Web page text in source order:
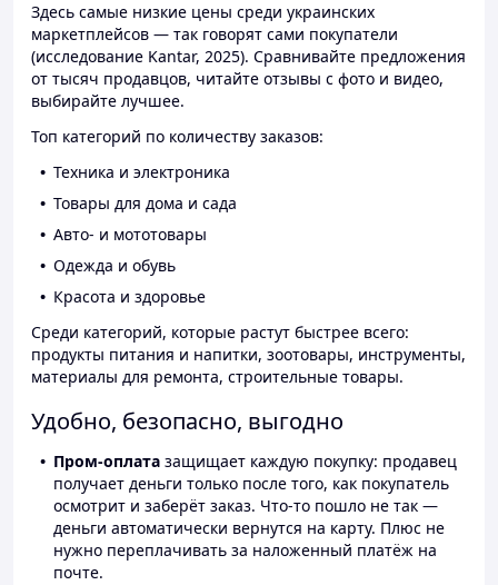
Здесь самые низкие цены среди украинских
маркетплейсов — так говорят сами покупатели
(исследование Kantar, 2025). Сравнивайте предложения
от тысяч продавцов, читайте отзывы с фото и видео,
выбирайте лучшее.
Топ категорий по количеству заказов:
Техника и электроника
Товары для дома и сада
Авто- и мототовары
Одежда и обувь
Красота и здоровье
Среди категорий, которые растут быстрее всего:
продукты питания и напитки, зоотовары, инструменты,
материалы для ремонта, строительные товары.
Удобно, безопасно, выгодно
Пром-оплата защищает каждую покупку: продавец
получает деньги только после того, как покупатель
осмотрит и заберёт заказ. Что-то пошло не так —
деньги автоматически вернутся на карту. Плюс не
нужно переплачивать за наложенный платёж на
почте.